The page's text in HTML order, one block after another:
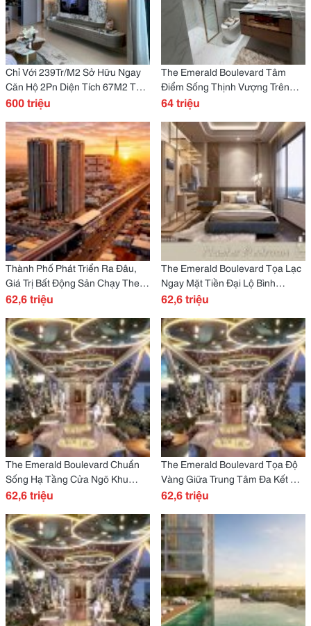
Chỉ Với 239Tr/M2 Sở Hữu Ngay
Căn Hộ 2Pn Diện Tích 67M2 Tại
Trung Tâm Thuận An Sài Gòn.
600 triệu
The Emerald Boulevard Tâm
Điểm Sống Thịnh Vượng Trên
Trục Quộc Lộ 13 Ngay Cửa Ngõ
64 triệu
Thành Phố Phát Triển Ra Đâu,
Giá Trị Bất Động Sản Chạy Theo
Đó The Emerald Boulevard
62,6 triệu
The Emerald Boulevard Tọa Lạc
Ngay Mặt Tiền Đại Lộ Bình
Dương Chỉ Với 62Tr/M2 Ngay
62,6 triệu
The Emerald Boulevard Chuẩn
Sống Hạ Tầng Cửa Ngõ Khu
Đông Bắc Sài Gòn Tp Hồ Chí
62,6 triệu
The Emerald Boulevard Tọa Độ
Vàng Giữa Trung Tâm Đa Kết Nối
Ngay Cửa Ngõ Đb Sài Gòn.
62,6 triệu